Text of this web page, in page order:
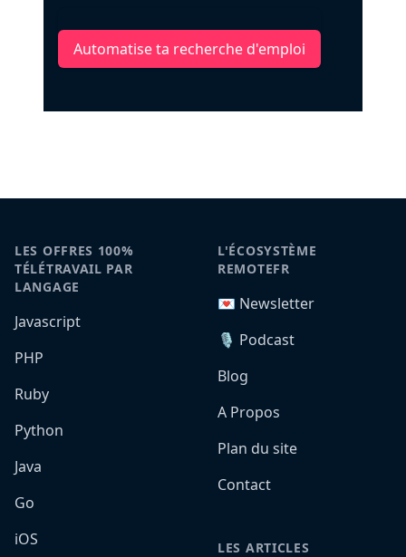
Automatise ta recherche d'emploi
LES OFFRES 100%
TÉLÉTRAVAIL PAR
LANGAGE
Javascript
PHP
Ruby
Python
Java
Go
iOS
L'ÉCOSYSTÈME
REMOTEFR
💌 Newsletter
🎙️ Podcast
Blog
A Propos
Plan du site
Contact
LES ARTICLES